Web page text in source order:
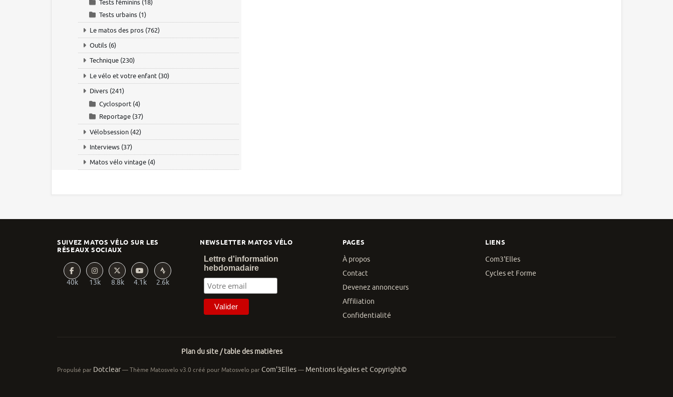
Tests féminins (18)
Tests urbains (1)
Le matos des pros (762)
Outils (6)
Technique (230)
Le vélo et votre enfant (30)
Divers (241)
Cyclosport (4)
Reportage (37)
Vélobsession (42)
Interviews (37)
Matos vélo vintage (4)
PAGES
À propos
Contact
Devenez annonceurs
Affiliation
Confidentialité
NEWSLETTER MATOS VÉLO
Lettre d'information
hebdomadaire
SUIVEZ MATOS VÉLO SUR LES
RÉSEAUX SOCIAUX
40k 13k 8.8k 4.1k 2.6k
LIENS
Com3'Elles
Cycles et Forme
Plan du site / table des matières
Propulsé par Dotclear— Thème Matosvelo v3.0 créé pour Matosvelo parCom'3Elles— Mentions légales et Copyright©